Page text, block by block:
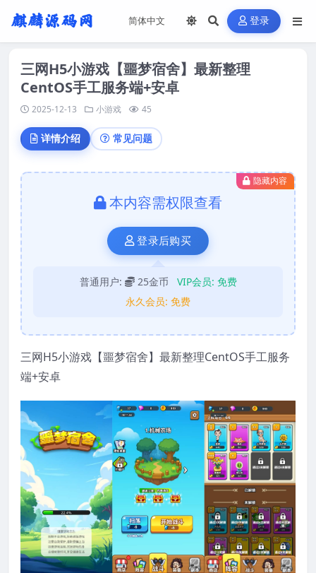
登录
三网H5小游戏【噩梦宿舍】最新整理
CentOS手工服务端+安卓
2025-12-13 小游戏 45
详情介绍 常见问题
隐藏内容
本内容需权限查看
登录后购买
普通用户: 25金币 VIP会员: 免费
永久会员: 免费
三网H5小游戏【噩梦宿舍】最新整理CentOS手工服务
端+安卓